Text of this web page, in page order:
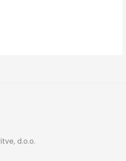
d.o.o.